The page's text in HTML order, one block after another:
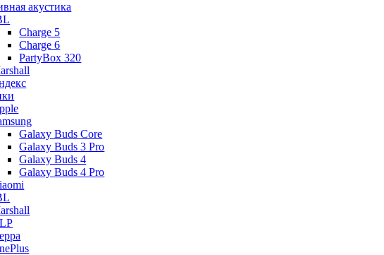
акустика
Charge 5
Charge 6
PartyBox 320
Galaxy Buds Core
Galaxy Buds 3 Pro
Galaxy Buds 4
Galaxy Buds 4 Pro